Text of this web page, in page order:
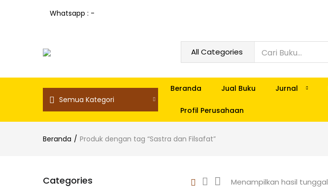
Whatsapp : -
Semua Kategori
Beranda Jual Buku Jurnal
Profil Perusahaan
Beranda Produk dengan tag “Sastra dan Filsafat”
Menampilkan hasil tunggal
Categories